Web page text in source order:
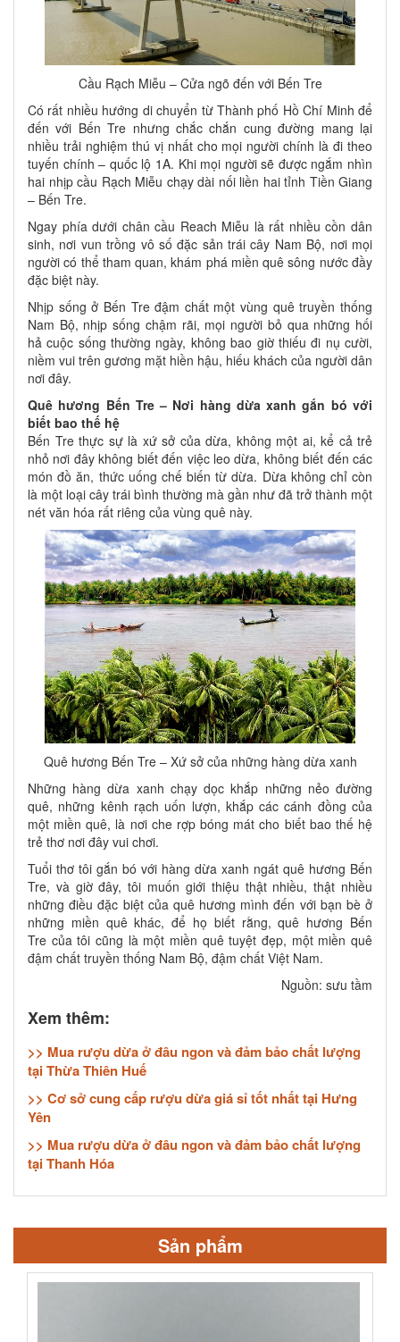
Cầu Rạch Miễu – Cửa ngõ đến với Bến Tre
Có rất nhiều hướng di chuyển từ Thành phố Hồ Chí Minh để
đến với Bến Tre nhưng chắc chắn cung đường mang lại
nhiều trải nghiệm thú vị nhất cho mọi người chính là đi theo
tuyến chính – quốc lộ 1A. Khi mọi người sẽ được ngắm nhìn
hai nhịp cầu Rạch Miễu chạy dài nối liền hai tỉnh Tiền Giang
– Bến Tre.
Ngay phía dưới chân cầu Reach Miễu là rất nhiều cồn dân
sinh, nơi vun trồng vô số đặc sản trái cây Nam Bộ, nơi mọi
người có thể tham quan, khám phá miền quê sông nước đầy
đặc biệt này.
Nhịp sống ở Bến Tre đậm chất một vùng quê truyền thống
Nam Bộ, nhịp sống chậm rãi, mọi người bỏ qua những hối
hả cuộc sống thường ngày, không bao giờ thiếu đi nụ cười,
niềm vui trên gương mặt hiền hậu, hiếu khách của người dân
nơi đây.
Quê hương Bến Tre – Nơi hàng dừa xanh gắn bó với
biết bao thế hệ
Bến Tre thực sự là xứ sở của dừa, không một ai, kể cả trẻ
nhỏ nơi đây không biết đến việc leo dừa, không biết đến các
món đồ ăn, thức uống chế biến từ dừa. Dừa không chỉ còn
là một loại cây trái bình thường mà gần như đã trở thành một
nét văn hóa rất riêng của vùng quê này.
Quê hương Bến Tre – Xứ sở của những hàng dừa xanh
Những hàng dừa xanh chạy dọc khắp những nẻo đường
quê, những kênh rạch uốn lượn, khắp các cánh đồng của
một miền quê, là nơi che rợp bóng mát cho biết bao thế hệ
trẻ thơ nơi đây vui chơi.
Tuổi thơ tôi gắn bó với hàng dừa xanh ngát quê hương Bến
Tre, và giờ đây, tôi muốn giới thiệu thật nhiều, thật nhiều
những điều đặc biệt của quê hương mình đến với bạn bè ở
những miền quê khác, để họ biết rằng, quê hương Bến
Tre của tôi cũng là một miền quê tuyệt đẹp, một miền quê
đậm chất truyền thống Nam Bộ, đậm chất Việt Nam.
Nguồn: sưu tầm
Xem thêm:
>> Mua rượu dừa ở đâu ngon và đảm bảo chất lượng
tại Thừa Thiên Huế
>> Cơ sở cung cấp rượu dừa giá sỉ tốt nhất tại Hưng
Yên
>> Mua rượu dừa ở đâu ngon và đảm bảo chất lượng
tại Thanh Hóa
Sản phẩm